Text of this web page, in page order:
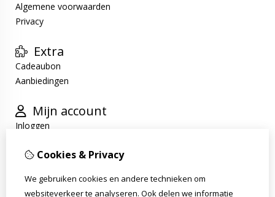
Algemene voorwaarden
Privacy
Extra
Cadeaubon
Aanbiedingen
Mijn account
Inloggen
Verlanglijst
Cookies & Privacy
We gebruiken cookies en andere technieken om
websiteverkeer te analyseren. Ook delen we informatie